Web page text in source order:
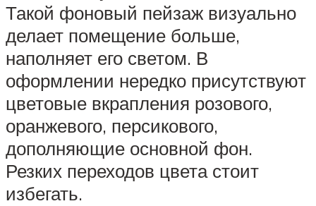
Такой фоновый пейзаж визуально
делает помещение больше,
наполняет его светом. В
оформлении нередко присутствуют
цветовые вкрапления розового,
оранжевого, персикового,
дополняющие основной фон.
Резких переходов цвета стоит
избегать.